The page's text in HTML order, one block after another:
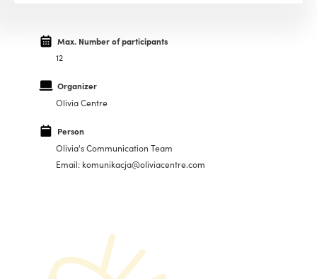
Max. Number of participants
12
Organizer
Olivia Centre
Person
Olivia's Communication Team
Email: komunikacja@oliviacentre.com